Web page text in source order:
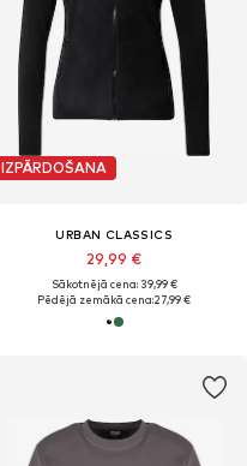
IZPĀRDOŠANA
URBAN CLASSICS
29,99 €
Sākotnējā cena: 39,99 €
Pēdējā zemākā cena:27,99 €